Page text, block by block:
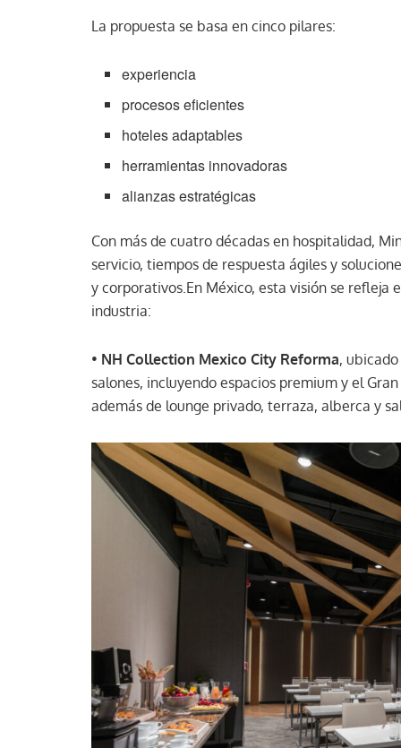
La propuesta se basa en cinco pilares:
experiencia
procesos eficientes
hoteles adaptables
herramientas innovadoras
alianzas estratégicas
Con más de cuatro décadas en hospitalidad,
servicio, tiempos de respuesta ágiles y
y corporativos.En México, esta visión se refleja
industria:
• NH Collection Mexico City Reforma,
salones, incluyendo espacios premium y el
además de lounge privado, terraza, alberca y